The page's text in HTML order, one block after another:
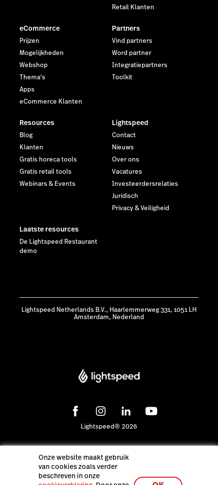
Retail Klanten
eCommerce
Prijzen
Mogelijkheden
Webshop
Thema's
Apps
eCommerce Klanten
Partners
Vind partners
Word partner
Integratiepartners
Toolkit
Resources
Blog
Klanten
Gratis horeca tools
Gratis retail tools
Webinars & Events
Lightspeed
Contact
Nieuws
Over ons
Vacatures
Investeerdersrelaties
Juridisch
Privacy & Veiligheid
Laatste resources
De Lightspeed Restaurant
demo
Lightspeed Netherlands B.V., Haarlemmerweg 331, 1051 LH
Amsterdam, Nederland
Lightspeed® 2026
Pers
Privacybeleid
Onze website maakt gebruik
van cookies zoals verder
beschreven in onze